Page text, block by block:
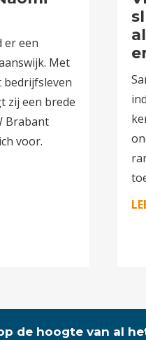
er een
Met
bedrijfsleven
zij een brede
Brabant
voor.
de hoogte van al